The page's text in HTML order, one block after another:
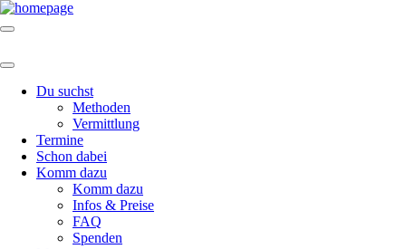
Du suchst
Methoden
Vermittlung
Termine
Schon dabei
Komm dazu
Komm dazu
Infos & Preise
FAQ
Spenden